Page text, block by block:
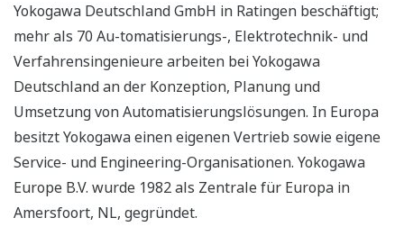
Yokogawa Deutschland GmbH in Ratingen beschäftigt;
mehr als 70 Au-tomatisierungs-, Elektrotechnik- und
Verfahrensingenieure arbeiten bei Yokogawa
Deutschland an der Konzeption, Planung und
Umsetzung von Automatisierungslösungen. In Europa
besitzt Yokogawa einen eigenen Vertrieb sowie eigene
Service- und Engineering-Organisationen. Yokogawa
Europe B.V. wurde 1982 als Zentrale für Europa in
Amersfoort, NL, gegründet.